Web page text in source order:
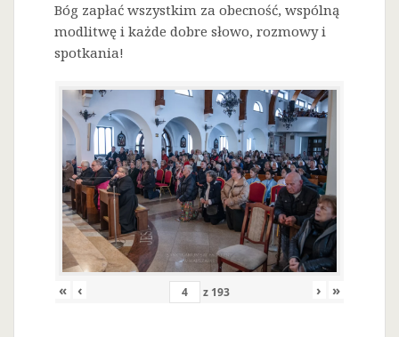
Bóg zapłać wszystkim za obecność, wspólną
modlitwę i każde dobre słowo, rozmowy i
spotkania!
« ‹ z 193 › »